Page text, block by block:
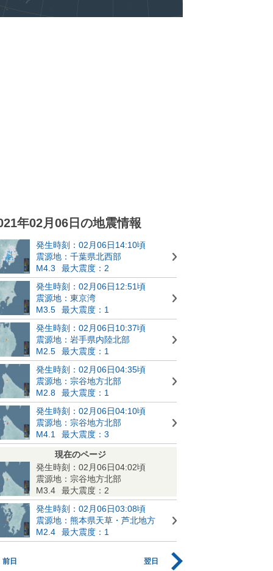
年02月06日の地震情報
発生時刻：02月06日14:10頃
震源地：千葉県北西部
M4.3
最大震度：2
発生時刻：02月06日12:51頃
震源地：東京湾
M3.5
最大震度：1
発生時刻：02月06日10:37頃
震源地：岩手県内陸北部
M2.5
最大震度：1
発生時刻：02月06日04:35頃
震源地：宗谷地方北部
M2.8
最大震度：1
発生時刻：02月06日04:10頃
震源地：宗谷地方北部
M4.1
最大震度：3
現在のページ
発生時刻：02月06日04:02頃
震源地：宗谷地方北部
M3.4
最大震度：2
発生時刻：02月06日03:08頃
震源地：熊本県天草・芦北地方
M2.4
最大震度：1
前日 翌日